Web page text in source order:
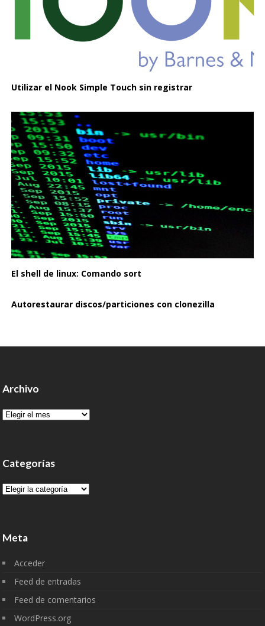
Utilizar el Nook Simple Touch sin registrar
El shell de linux: Comando sort
Autorestaurar discos/particiones con clonezilla
Archivo
Archivo
Categorías
Categorías
Meta
Acceder
Feed de entradas
Feed de comentarios
WordPress.org